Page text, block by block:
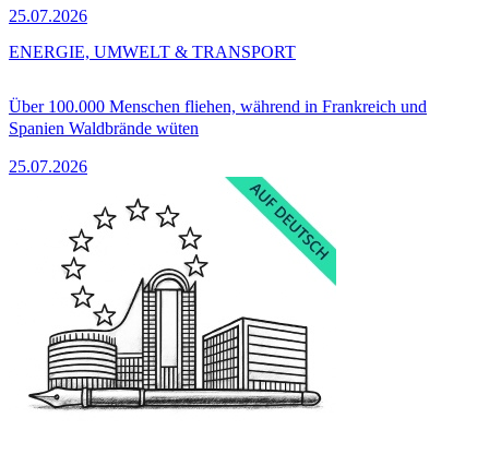
25.07.2026
Über 100.000 Menschen fliehen, während in Frankreich und
Spanien Waldbrände wüten
25.07.2026
ENERGIE, UMWELT & TRANSPORT